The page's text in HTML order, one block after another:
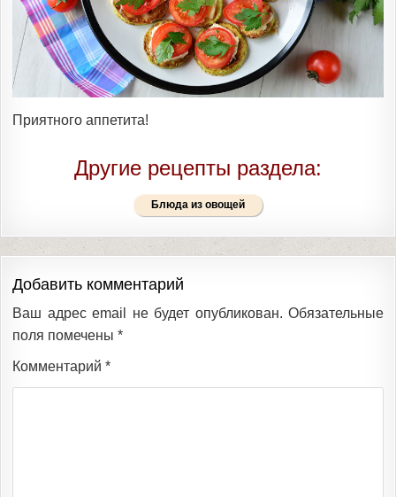
Приятного аппетита!
Другие рецепты раздела:
Блюда из овощей
Добавить комментарий
Ваш адрес email не будет опубликован. Обязательные
поля помечены *
Комментарий *